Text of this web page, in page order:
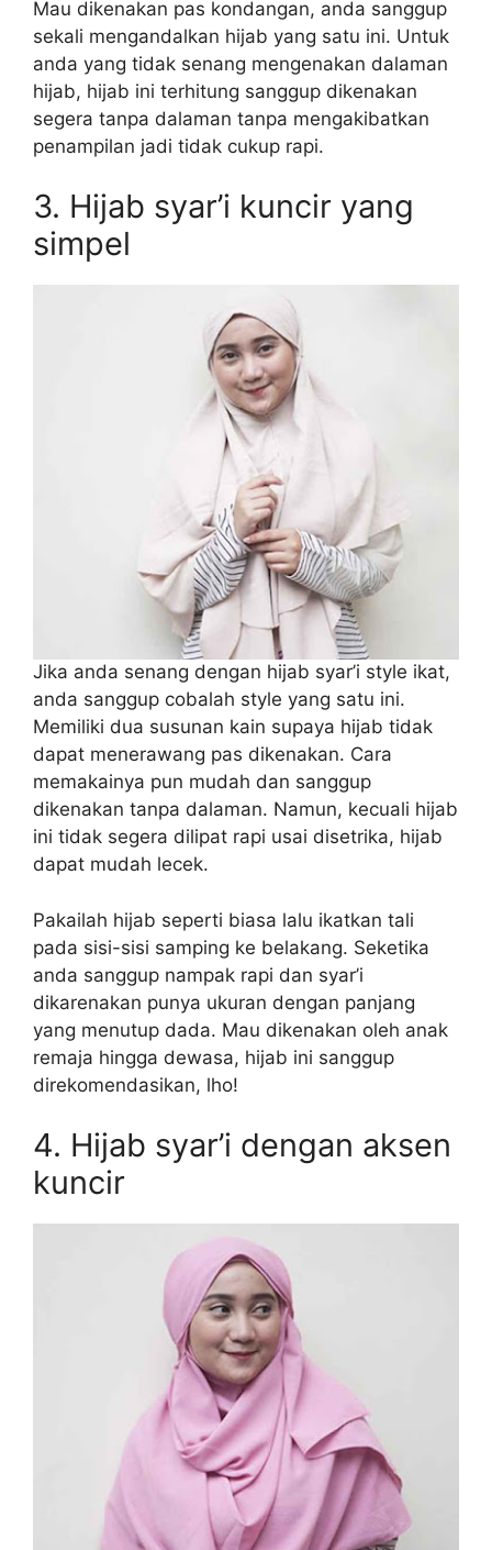
Mau dikenakan pas kondangan, anda sanggup
sekali mengandalkan hijab yang satu ini. Untuk
anda yang tidak senang mengenakan dalaman
hijab, hijab ini terhitung sanggup dikenakan
segera tanpa dalaman tanpa mengakibatkan
penampilan jadi tidak cukup rapi.
3. Hijab syar’i kuncir yang
simpel
Jika anda senang dengan hijab syar’i style ikat,
anda sanggup cobalah style yang satu ini.
Memiliki dua susunan kain supaya hijab tidak
dapat menerawang pas dikenakan. Cara
memakainya pun mudah dan sanggup
dikenakan tanpa dalaman. Namun, kecuali hijab
ini tidak segera dilipat rapi usai disetrika, hijab
dapat mudah lecek.
Pakailah hijab seperti biasa lalu ikatkan tali
pada sisi-sisi samping ke belakang. Seketika
anda sanggup nampak rapi dan syar’i
dikarenakan punya ukuran dengan panjang
yang menutup dada. Mau dikenakan oleh anak
remaja hingga dewasa, hijab ini sanggup
direkomendasikan, lho!
4. Hijab syar’i dengan aksen
kuncir